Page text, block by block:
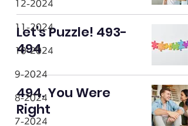
12-2024
11-2024
10-2024
9-2024
8-2024
7-2024
Let's Puzzle! 493-
494
494. You Were
Right